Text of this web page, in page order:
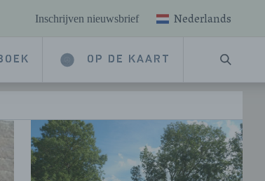
Inschrijven nieuwsbrief Nederlands
OP DE KAART